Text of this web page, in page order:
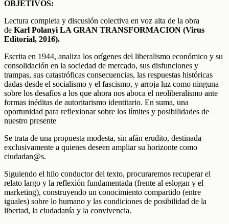
OBJETIVOS:
Lectura completa y discusión colectiva en voz alta de la obra
de Karl Polanyi LA GRAN TRANSFORMACION (Virus
Editorial, 2016).
Escrita en 1944, analiza los orígenes del liberalismo económico y su
consolidación en la sociedad de mercado, sus disfunciones y
trampas, sus catastróficas consecuencias, las respuestas históricas
dadas desde el socialismo y el fascismo, y arroja luz como ninguna
sobre los desafíos a los que ahora nos aboca el neoliberalismo ante
formas inéditas de autoritarismo identitario. En suma, una
oportunidad para reflexionar sobre los límites y posibilidades de
nuestro presente
Se trata de una propuesta modesta, sin afán erudito, destinada
exclusivamente a quienes deseen ampliar su horizonte como
ciudadan@s.
Siguiendo el hilo conductor del texto, procuraremos recuperar el
relato largo y la reflexión fundamentada (frente al eslogan y el
marketing), construyendo un conocimiento compartido (entre
iguales) sobre lo humano y las condiciones de posibilidad de la
libertad, la ciudadanía y la convivencia.